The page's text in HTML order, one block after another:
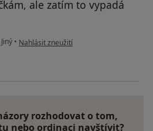
ale zatím to vypadá
Jiný • podle názoru uživatele D.T.
Nahlásit zneužití
rozhodovat o tom,
nebo ordinaci navštívit?